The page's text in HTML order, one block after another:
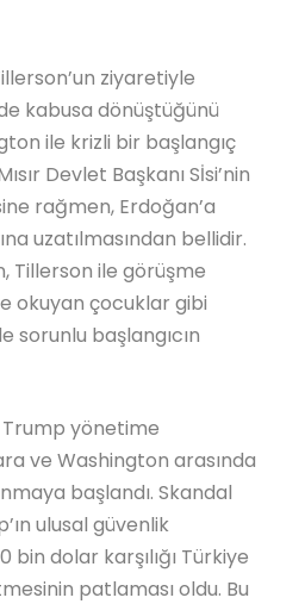
ziyaretiyle
kabusa dönüştüğünü
ile krizli bir başlangıç
Devlet Başkanı Sİsi’nin
rağmen, Erdoğan’a
uzatılmasından bellidir.
Tillerson ile görüşme
okuyan çocuklar gibi
sorunlu başlangıcın
Trump yönetime
ve Washington arasında
başlandı. Skandal
ulusal güvenlik
bin dolar karşılığı Türkiye
patlaması oldu. Bu